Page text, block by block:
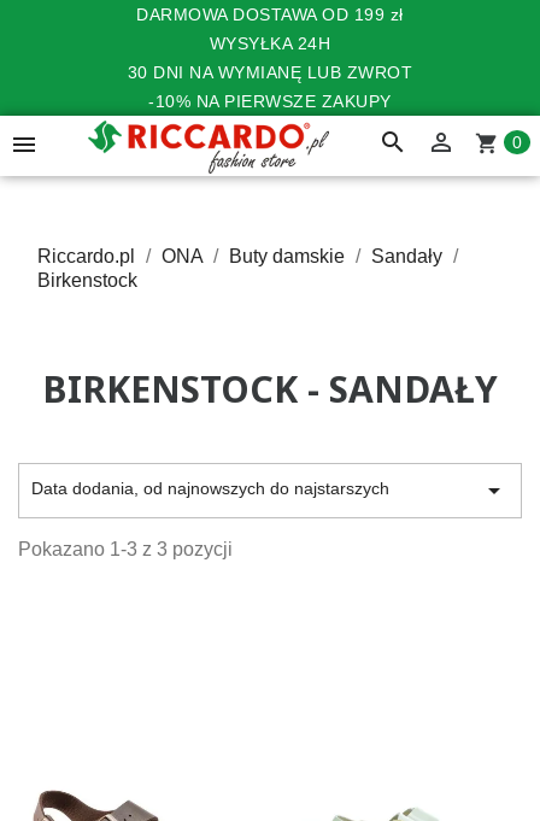
DARMOWA DOSTAWA OD 199 zł
WYSYŁKA 24H
30 DNI NA WYMIANĘ LUB ZWROT
-10% NA PIERWSZE ZAKUPY
 search  shopping_cart 0
Riccardo.pl ONA Buty damskie
Sandały
Birkenstock
BIRKENSTOCK - SANDAŁY
Data dodania, od najnowszych do najstarszych 
Pokazano 1-3 z 3 pozycji